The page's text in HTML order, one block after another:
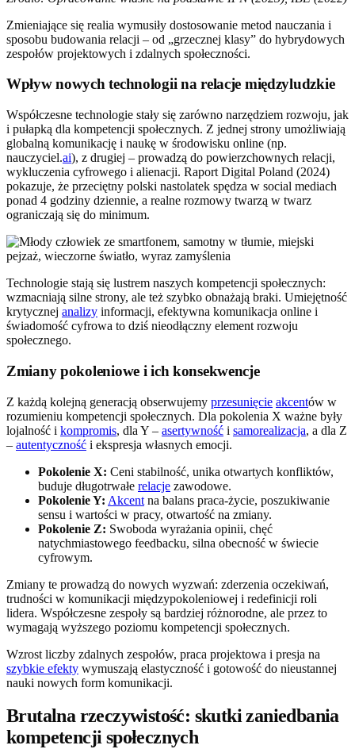
Zmieniające się realia wymusiły dostosowanie metod nauczania i
sposobu budowania relacji – od „grzecznej klasy” do hybrydowych
zespołów projektowych i zdalnych społeczności.
Wpływ nowych technologii na relacje międzyludzkie
Współczesne technologie stały się zarówno narzędziem rozwoju, jak
i pułapką dla kompetencji społecznych. Z jednej strony umożliwiają
globalną komunikację i naukę w środowisku online (np.
nauczyciel.ai), z drugiej – prowadzą do powierzchownych relacji,
wykluczenia cyfrowego i alienacji. Raport Digital Poland (2024)
pokazuje, że przeciętny polski nastolatek spędza w social mediach
ponad 4 godziny dziennie, a realne rozmowy twarzą w twarz
ograniczają się do minimum.
Technologie stają się lustrem naszych kompetencji społecznych:
wzmacniają silne strony, ale też szybko obnażają braki. Umiejętność
krytycznej analizy informacji, efektywna komunikacja online i
świadomość cyfrowa to dziś nieodłączny element rozwoju
społecznego.
Zmiany pokoleniowe i ich konsekwencje
Z każdą kolejną generacją obserwujemy przesunięcie akcentów w
rozumieniu kompetencji społecznych. Dla pokolenia X ważne były
lojalność i kompromis, dla Y – asertywność i samorealizacja, a dla Z
– autentyczność i ekspresja własnych emocji.
Pokolenie X: Ceni stabilność, unika otwartych konfliktów,
buduje długotrwałe relacje zawodowe.
Pokolenie Y: Akcent na balans praca-życie, poszukiwanie
sensu i wartości w pracy, otwartość na zmiany.
Pokolenie Z: Swoboda wyrażania opinii, chęć
natychmiastowego feedbacku, silna obecność w świecie
cyfrowym.
Zmiany te prowadzą do nowych wyzwań: zderzenia oczekiwań,
trudności w komunikacji międzypokoleniowej i redefinicji roli
lidera. Współczesne zespoły są bardziej różnorodne, ale przez to
wymagają wyższego poziomu kompetencji społecznych.
Wzrost liczby zdalnych zespołów, praca projektowa i presja na
szybkie efekty wymuszają elastyczność i gotowość do nieustannej
nauki nowych form komunikacji.
Brutalna rzeczywistość: skutki zaniedbania
kompetencji społecznych